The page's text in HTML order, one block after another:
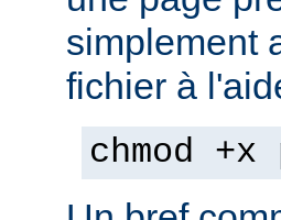
simplement
fichier à
chmod +x